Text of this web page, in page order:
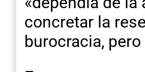
concretar la
burocracia,